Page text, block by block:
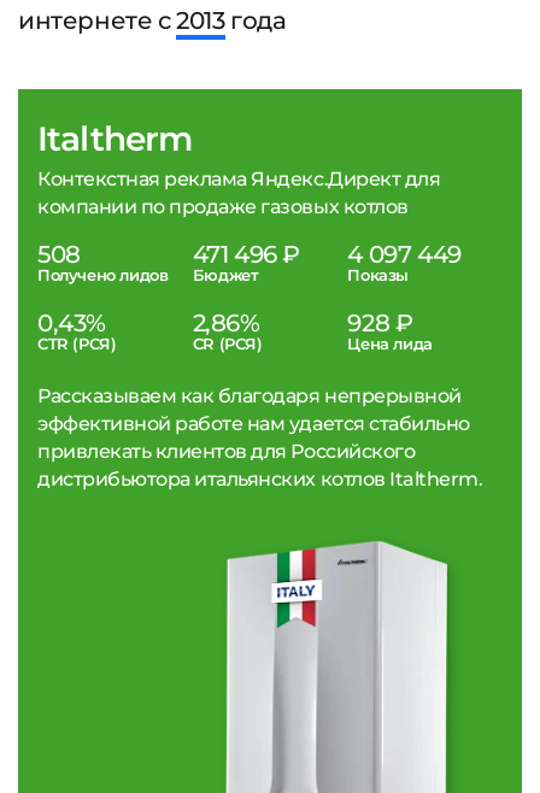
интернете с2013года
Italtherm
Контекстная реклама Яндекс.Директ для
компании по продаже газовых котлов
508
Получено лидов
471 496 ₽
Бюджет
4 097 449
Показы
0,43%
CTR (РСЯ)
2,86%
CR (РСЯ)
928 ₽
Цена лида
Рассказываем как благодаря непрерывной
эффективной работе нам удается стабильно
привлекать клиентов для Российского
дистрибьютора итальянских котлов Italtherm.